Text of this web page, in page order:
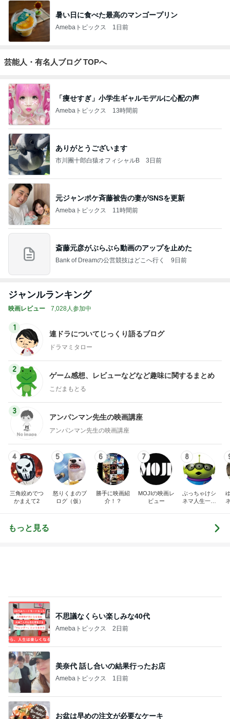
暑い日に食べた最高のマンゴープリン
Amebaトピックス 1日前
芸能人・有名人ブログ TOPへ
「痩せすぎ」小学生ギャルモデルに心配の声
Amebaトピックス 13時間前
ありがとうございます
市川團十郎白猿オフィシャルB 3日前
元ジャンポケ斉藤被告の妻がSNSを更新
Amebaトピックス 11時間前
斎藤元彦がぶらぶら動画のアップを止めた
Bank of Dreamの公営競技はどこへ行く 9日前
ジャンルランキング
映画レビュー 7,028人参加中
1
連ドラについてじっくり語るブログ
ドラマミタロー
2
ゲーム感想、レビューなどなど趣味に関するまとめ
こだまもとる
3
アンパンマン先生の映画講座
アンパンマン先生の映画講座
4
三角絞めでつ
かまえて2
5
怒りくまのブ
ログ（仮）
6
勝手に映画紹
介！？
7
MOJIの映画レ
ビュー
8
ぶっちゃけシ
ネマ人生一直
もっと見る
美奈代 話し合いの結果行ったお店
Amebaトピックス 1日前
お盆は早めの注文が必要なケーキ
Amebaトピックス 1日前
神がかってる掃除機